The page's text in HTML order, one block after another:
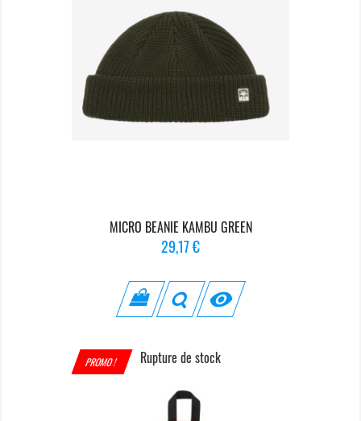
MICRO BEANIE KAMBU GREEN
Prix
29,17 €

PROMO ! Rupture de stock